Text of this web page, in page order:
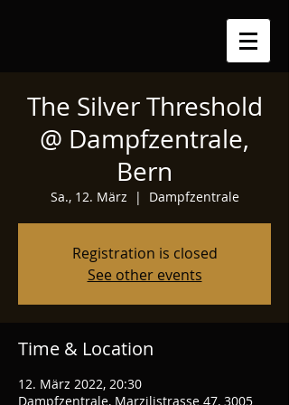
The Silver Threshold
@ Dampfzentrale,
Bern
Sa., 12. März
  |
Dampfzentrale
Registration is closed
See other events
Time & Location
12. März 2022, 20:30
Dampfzentrale, Marzilistrasse 47, 3005